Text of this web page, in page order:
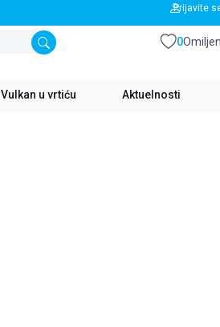
BESPLATNA DOSTAVA ZA IZNOSPrijavite
0
Vulkan u vrtiću Aktuelnosti